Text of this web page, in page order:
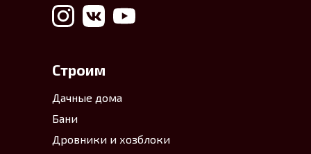
Дачные дома
Строим
Дровники и хозблоки
Бани